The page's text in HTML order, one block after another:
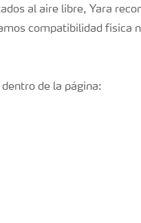
al aire libre, Yara
compatibilidad física
de la página: